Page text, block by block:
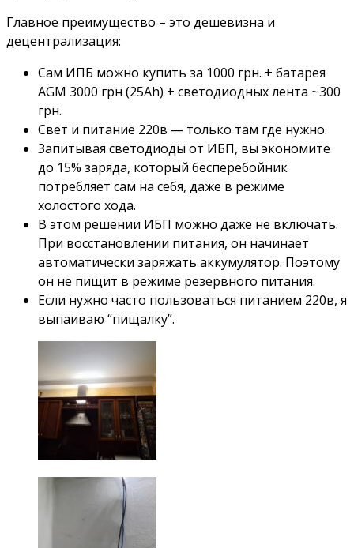
Главное преимущество – это дешевизна и
децентрализация:
Сам ИПБ можно купить за 1000 грн. + батарея
AGM 3000 грн (25Ah) + светодиодных лента ~300
грн.
Свет и питание 220в — только там где нужно.
Запитывая светодиоды от ИБП, вы экономите
до 15% заряда, который бесперебойник
потребляет сам на себя, даже в режиме
холостого хода.
В этом решении ИБП можно даже не включать.
При восстановлении питания, он начинает
автоматически заряжать аккумулятор. Поэтому
он не пищит в режиме резервного питания.
Если нужно часто пользоваться питанием 220в, я
выпаиваю “пищалку”.